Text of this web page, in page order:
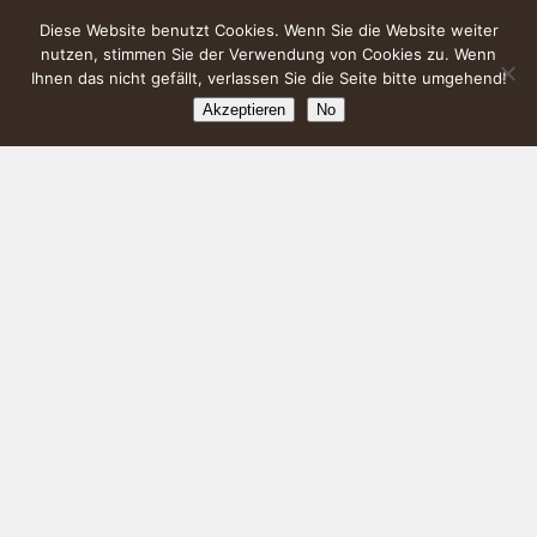
Diese Website benutzt Cookies. Wenn Sie die Website weiter
nutzen, stimmen Sie der Verwendung von Cookies zu. Wenn
Ihnen das nicht gefällt, verlassen Sie die Seite bitte umgehend!
Akzeptieren No